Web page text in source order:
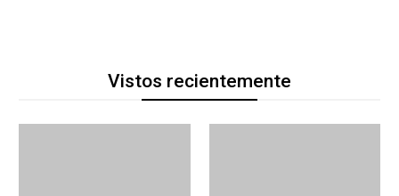
Vistos recientemente